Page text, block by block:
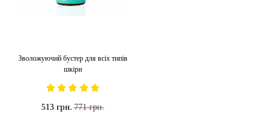
Зволожуючий бустер для всіх типів
шкіри
513 грн. 771 грн.